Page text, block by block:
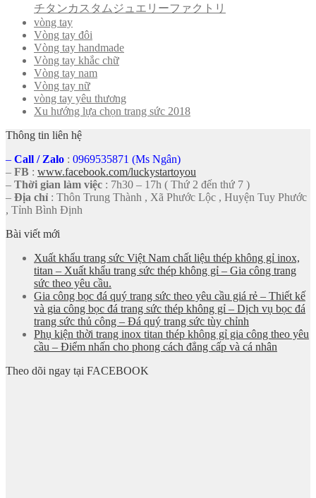
チタンカスタムジュエリーファクトリ
vòng tay
Vòng tay đôi
Vòng tay handmade
Vòng tay khắc chữ
Vòng tay nam
Vòng tay nữ
vòng tay yêu thương
Xu hướng lựa chọn trang sức 2018
Thông tin liên hệ
– Call / Zalo : 0969535871 (Ms Ngân)
– FB : www.facebook.com/luckystartoyou
– Thời gian làm việc : 7h30 – 17h ( Thứ 2 đến thứ 7 )
– Địa chỉ : Thôn Trung Thành , Xã Phước Lộc , Huyện Tuy Phước
, Tỉnh Bình Định
Bài viết mới
Xuất khẩu trang sức Việt Nam chất liệu thép không gỉ inox,
titan – Xuất khẩu trang sức thép không gỉ – Gia công trang
sức theo yêu cầu.
Gia công bọc đá quý trang sức theo yêu cầu giá rẻ – Thiết kế
và gia công bọc đá trang sức thép không gỉ – Dịch vụ bọc đá
trang sức thủ công – Đá quý trang sức tùy chỉnh
Phụ kiện thời trang inox titan thép không gỉ gia công theo yêu
cầu – Điểm nhấn cho phong cách đẳng cấp và cá nhân
Theo dõi ngay tại FACEBOOK